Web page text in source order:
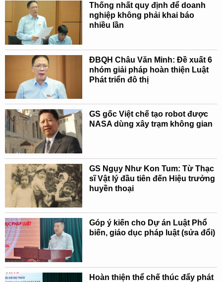
Thống nhất quy định để doanh
nghiệp không phải khai báo
nhiều lần
ĐBQH Châu Văn Minh: Đề xuất 6
nhóm giải pháp hoàn thiện Luật
Phát triển đô thị
GS gốc Việt chế tạo robot được
NASA dùng xây trạm không gian
GS Ngụy Như Kon Tum: Từ Thạc
sĩ Vật lý đầu tiên đến Hiệu trưởng
huyền thoại
Góp ý kiến cho Dự án Luật Phổ
biến, giáo dục pháp luật (sửa đổi)
Hoàn thiện thể chế thúc đẩy phát